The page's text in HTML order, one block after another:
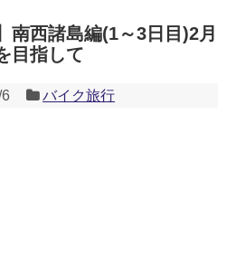
南西諸島編(1～3日目)2月
目指して
バイク旅行